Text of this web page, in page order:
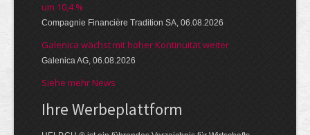
um 10,4 %
Compagnie Financière Tradition SA, 06.08.2026
Galenica wächst mit hoher Kontinuität weiter
Galenica AG, 06.08.2026
Siehe mehr News
Ihre Werbe­platt­form